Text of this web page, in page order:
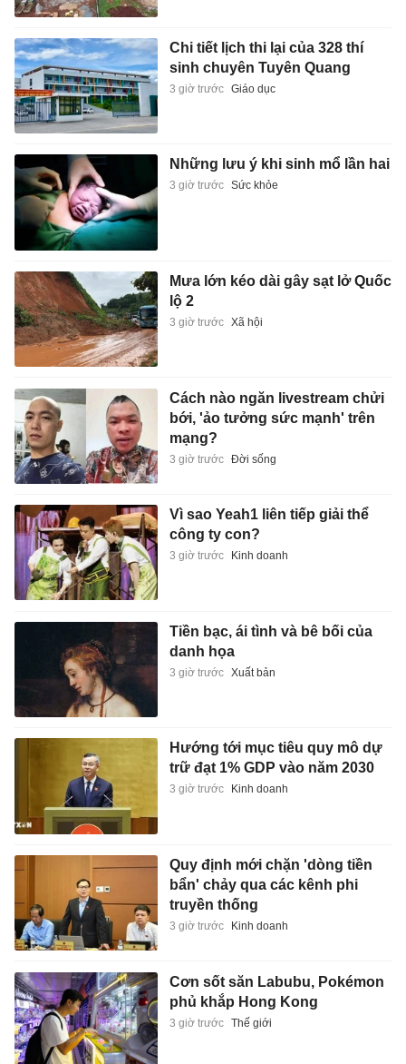
Chi tiết lịch thi lại của 328 thí
sinh chuyên Tuyên Quang
3 giờ trước Giáo dục
Những lưu ý khi sinh mổ lần hai
3 giờ trước Sức khỏe
Mưa lớn kéo dài gây sạt lở Quốc
lộ 2
3 giờ trước Xã hội
Cách nào ngăn livestream chửi
bới, 'ảo tưởng sức mạnh' trên
mạng?
3 giờ trước Đời sống
Vì sao Yeah1 liên tiếp giải thể
công ty con?
3 giờ trước Kinh doanh
Tiền bạc, ái tình và bê bối của
danh họa
3 giờ trước Xuất bản
Hướng tới mục tiêu quy mô dự
trữ đạt 1% GDP vào năm 2030
3 giờ trước Kinh doanh
Quy định mới chặn 'dòng tiền
bẩn' chảy qua các kênh phi
truyền thống
3 giờ trước Kinh doanh
Cơn sốt săn Labubu, Pokémon
phủ khắp Hong Kong
3 giờ trước Thế giới